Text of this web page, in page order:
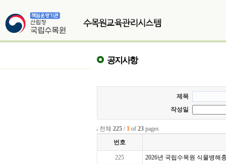
공지사항
제목
작성일
전체 225 / 1 of 23 pages
번호
225
2026년 국립수목원 식물병해